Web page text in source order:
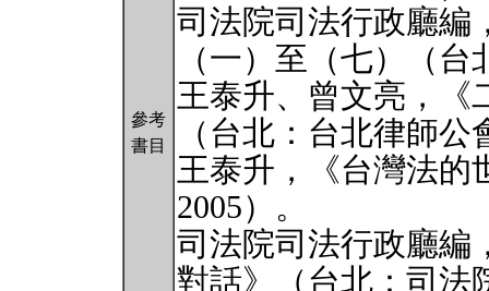
參考
書目
司法院司法行政廳編
（一）至（七）（
王泰升、曾文亮，《
（台北：台北律師公
王泰升，《台灣法的
2005）。
司法院司法行政廳編
對話》（台北：司法